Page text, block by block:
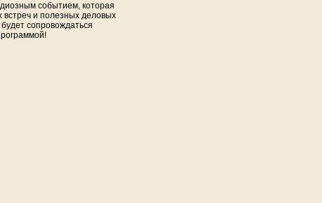
событием, которая
встреч и полезных деловых
сопровождаться